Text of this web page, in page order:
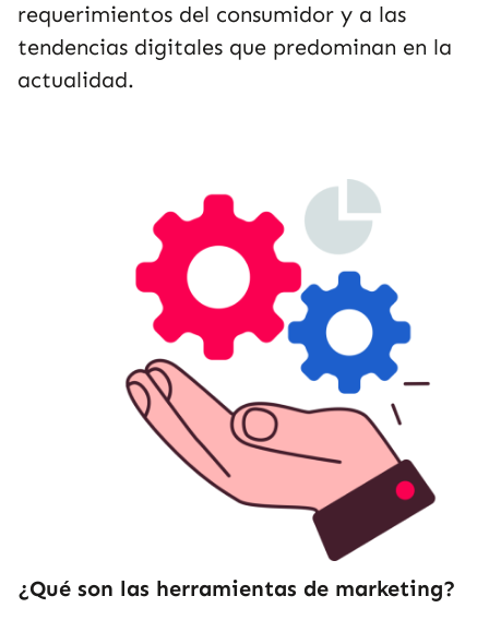
requerimientos del consumidor y a las
tendencias digitales que predominan en la
actualidad.
¿Qué son las herramientas de marketing?